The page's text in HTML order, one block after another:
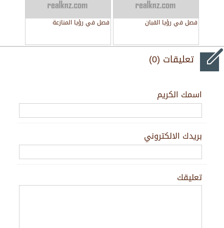
فصل في رؤيا القبان فصل في رؤيا المنازعة
تعليقات (0)
اسمك الكريم
بريدك الالكتروني
تعليقك